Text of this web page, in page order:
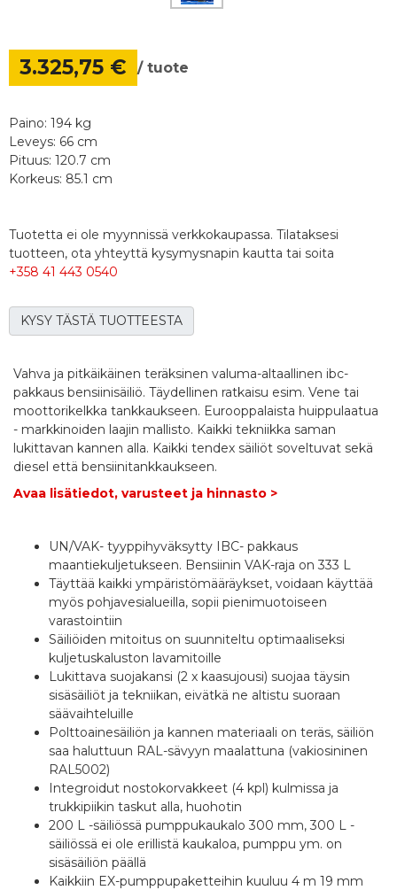
3.325,75 € / tuote
Paino: 194 kg
Leveys: 66 cm
Pituus: 120.7 cm
Korkeus: 85.1 cm
Tuotetta ei ole myynnissä verkkokaupassa. Tilataksesi
tuotteen, ota yhteyttä kysymysnapin kautta tai soita
+358 41 443 0540
KYSY TÄSTÄ TUOTTEESTA
Vahva ja pitkäikäinen teräksinen valuma-altaallinen ibc-
pakkaus bensiinisäiliö. Täydellinen ratkaisu esim. Vene tai
moottorikelkka tankkaukseen. Eurooppalaista huippulaatua
- markkinoiden laajin mallisto. Kaikki tekniikka saman
lukittavan kannen alla. Kaikki tendex säiliöt soveltuvat sekä
diesel että bensiinitankkaukseen.
Avaa lisätiedot, varusteet ja hinnasto >
UN/VAK- tyyppihyväksytty IBC- pakkaus
maantiekuljetukseen. Bensiinin VAK-raja on 333 L
Täyttää kaikki ympäristömääräykset, voidaan käyttää
myös pohjavesialueilla, sopii pienimuotoiseen
varastointiin
Säiliöiden mitoitus on suunniteltu optimaaliseksi
kuljetuskaluston lavamitoille
Lukittava suojakansi (2 x kaasujousi) suojaa täysin
sisäsäiliöt ja tekniikan, eivätkä ne altistu suoraan
säävaihteluille
Polttoainesäiliön ja kannen materiaali on teräs, säiliön
saa haluttuun RAL-sävyyn maalattuna (vakiosininen
RAL5002)
Integroidut nostokorvakkeet (4 kpl) kulmissa ja
trukkipiikin taskut alla, huohotin
200 L -säiliössä pumppukaukalo 300 mm, 300 L -
säiliössä ei ole erillistä kaukaloa, pumppu ym. on
sisäsäiliön päällä
Kaikkiin EX-pumppupaketteihin kuuluu 4 m 19 mm